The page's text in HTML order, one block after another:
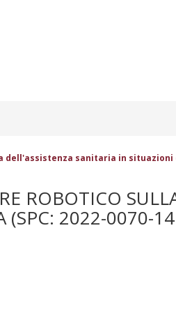
sanitaria in situazioni di
ROBOTICO
(SPC: 2022-0070-